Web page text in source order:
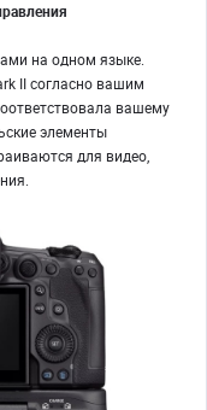
на одном языке.
II согласно вашим
вашему
элементы
для видео,